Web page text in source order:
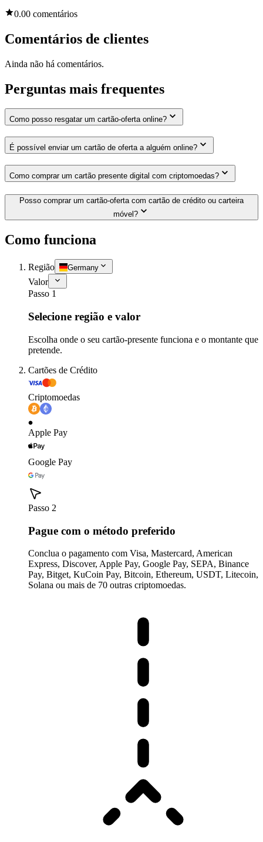
0.00 comentários
Comentários de clientes
Ainda não há comentários.
Perguntas mais frequentes
Como posso resgatar um cartão-oferta online?
É possível enviar um cartão de oferta a alguém online?
Como comprar um cartão presente digital com criptomoedas?
Posso comprar um cartão-oferta com cartão de crédito ou carteira
móvel?
Como funciona
Região Germany
Valor
Passo 1
Selecione região e valor
Escolha onde o seu cartão-presente funciona e o montante que
pretende.
Cartões de Crédito
Criptomoedas
Apple Pay
Google Pay
Passo 2
Pague com o método preferido
Conclua o pagamento com Visa, Mastercard, American
Express, Discover, Apple Pay, Google Pay, SEPA, Binance
Pay, Bitget, KuCoin Pay, Bitcoin, Ethereum, USDT, Litecoin,
Solana ou mais de 70 outras criptomoedas.